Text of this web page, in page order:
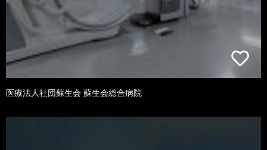
医療法人社団蘇生会 蘇生会総合病院